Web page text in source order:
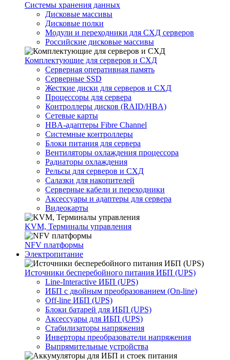
Системы хранения данных
Дисковые массивы
Дисковые полки
Модули и переходники для СХД серверов
Российские дисковые массивы
Комплектующие для серверов и СХД
Серверная оперативная память
Серверные SSD
Жесткие диски для серверов и СХД
Процессоры для сервера
Контроллеры дисков (RAID/HBA)
Сетевые карты
HBA-адаптеры Fibre Channel
Системные контроллеры
Блоки питания для сервера
Вентиляторы охлаждения процессора
Радиаторы охлаждения
Рельсы для серверов и СХД
Салазки для накопителей
Серверные кабели и переходники
Аксессуары и адаптеры для сервера
Видеокарты
KVM, Терминалы управления
NFV платформы
Электропитание
Источники бесперебойного питания ИБП (UPS)
Line-Interactive ИБП (UPS)
ИБП с двойным преобразованием (On-line)
Off-line ИБП (UPS)
Блоки батарей для ИБП (UPS)
Аксессуары для ИБП (UPS)
Стабилизаторы напряжения
Инверторы преобразователи напряжения
Выпрямительные устройства